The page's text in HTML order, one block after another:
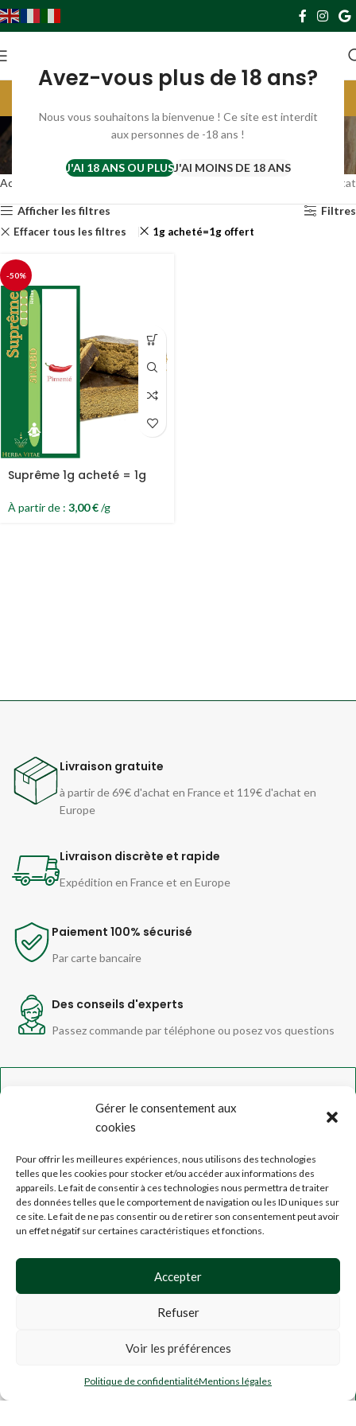
Avez-vous plus de 18 ans?
Nous vous souhaitons la bienvenue ! Ce site est interdit
aux personnes de -18 ans !
J'AI 18 ANS OU PLUSJ'AI MOINS DE 18 ANS
Gérer le consentement aux
cookies
Pour offrir les meilleures expériences, nous utilisons des technologies
telles que les cookies pour stocker et/ou accéder aux informations des
appareils. Le fait de consentir à ces technologies nous permettra de traiter
des données telles que le comportement de navigation ou les ID uniques sur
ce site. Le fait de ne pas consentir ou de retirer son consentement peut avoir
un effet négatif sur certaines caractéristiques et fonctions.
Accepter
Refuser
Voir les préférences
Politique de confidentialitéMentions légales
Livraison gratuite France à partir de 69€. Europe à partir de 119€
LA BOUTIQUE
Catégories
Accueil Voici le seul résultat
Afficher les filtres Filtres
Effacer tous les filtres 1g acheté=1g offert
-50%
Suprême 1g acheté = 1g
À partir de : 3,00€/g
Livraison gratuite
à partir de 69€ d'achat en France et 119€ d'achat en
Europe
Livraison discrète et rapide
Expédition en France et en Europe
Paiement 100% sécurisé
Par carte bancaire
Des conseils d'experts
Passez commande par téléphone ou posez vos questions
Voir nos avis !
MENTION LÉGALES
CONFIDENTIALITÉ
Panier
Mon compte